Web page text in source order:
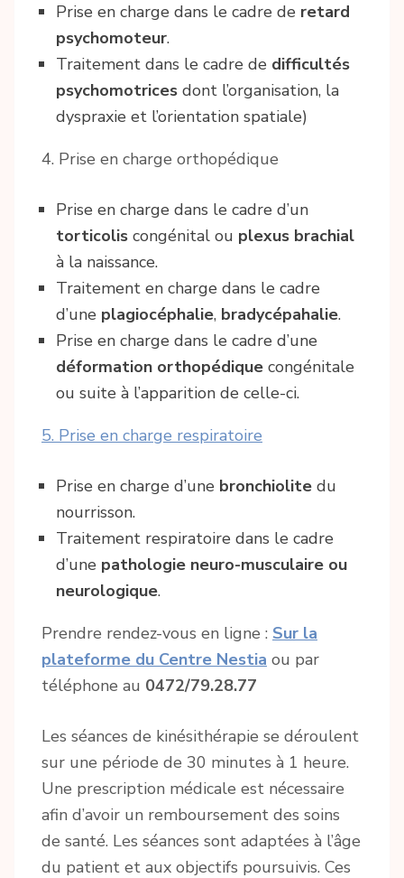
Prise en charge dans le cadre de retard
psychomoteur.
Traitement dans le cadre de difficultés
psychomotrices dont l’organisation, la
dyspraxie et l’orientation spatiale)
4. Prise en charge orthopédique
Prise en charge dans le cadre d’un
torticolis congénital ou plexus brachial
à la naissance.
Traitement en charge dans le cadre
d’une plagiocéphalie, bradycépahalie.
Prise en charge dans le cadre d’une
déformation orthopédique congénitale
ou suite à l’apparition de celle-ci.
5. Prise en charge respiratoire
Prise en charge d’une bronchiolite du
nourrisson.
Traitement respiratoire dans le cadre
d’une pathologie neuro-musculaire ou
neurologique.
Prendre rendez-vous en ligne : Sur la
plateforme du Centre Nestia ou par
téléphone au 0472/79.28.77
Les séances de kinésithérapie se déroulent
sur une période de 30 minutes à 1 heure.
Une prescription médicale est nécessaire
afin d’avoir un remboursement des soins
de santé. Les séances sont adaptées à l’âge
du patient et aux objectifs poursuivis. Ces